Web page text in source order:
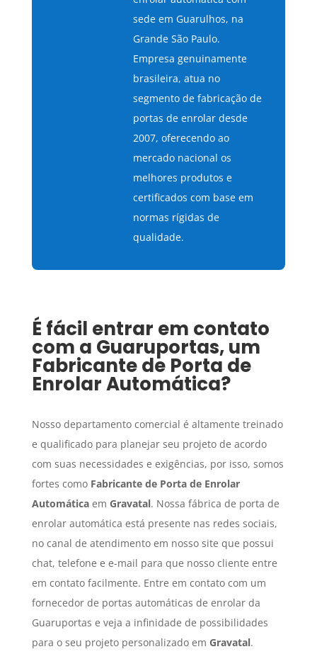
sede em Guarulhos, na
Grande São Paulo.
Empresa genuinamente
brasileira, atua no
segmento de fabricação de
portas de enrolar desde
2007, oferecendo ao
mercado nacional os
melhores produtos e
certificados com base em
normas rígidas de
qualidade.
É fácil entrar em contato
com a Guaruportas, um
Fabricante de Porta de
Enrolar Automática?
Nosso departamento comercial é altamente treinado
e qualificado para planejar seu projeto de acordo
com suas necessidades e exigências, por isso, somos
fortes como Fabricante de Porta de Enrolar
Automáticaem Gravatal. Nossa fábrica de porta de
enrolar automática está presente nas redes sociais,
no canal de atendimento em nosso site que possui
chat, telefone e e-mail para que nosso cliente entre
em contato facilmente. Entre em contato com um
fornecedor de portas automáticas de enrolar da
Guaruportas e veja a infinidade de possibilidades
para o seu projeto personalizado em Gravatal.